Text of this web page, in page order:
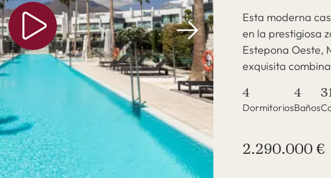
Esta moderna
en la prestigiosa
Estepona Oeste,
exquisita
4
Dormitorios
4
Baños
2.290.000 €